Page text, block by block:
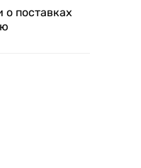
поставках